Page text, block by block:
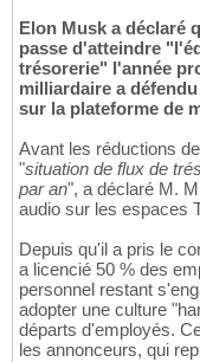
Elon Musk a déclaré
passe d'atteindre
trésorerie" l'année
milliardaire a
sur la plateforme de
Avant les réductions
"situation de flux de
par an", a déclaré M.
audio sur les espaces
Depuis qu'il a pris le
a licencié 50 % des
personnel restant
adopter une culture
départs d'employés.
les annonceurs, qui